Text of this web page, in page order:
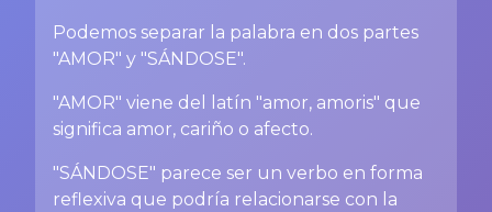
Podemos separar la palabra en dos partes
"AMOR" y "SÁNDOSE".
"AMOR" viene del latín "amor, amoris" que
significa amor, cariño o afecto.
"SÁNDOSE" parece ser un verbo en forma
reflexiva que podría relacionarse con la